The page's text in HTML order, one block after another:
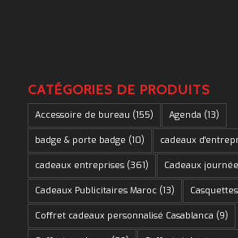
CATÉGORIES DE PRODUITS
Accessoire de bureau (155) Agenda (13)
badge & porte badge (10) cadeaux
cadeaux entreprises(361) Cadeaux
Cadeaux Publicitaires Maroc(13) Casquettes
Coffret cadeaux personnalisé Casablanca (9)